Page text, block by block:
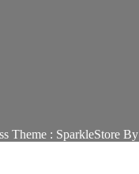
Theme : SparkleStore By